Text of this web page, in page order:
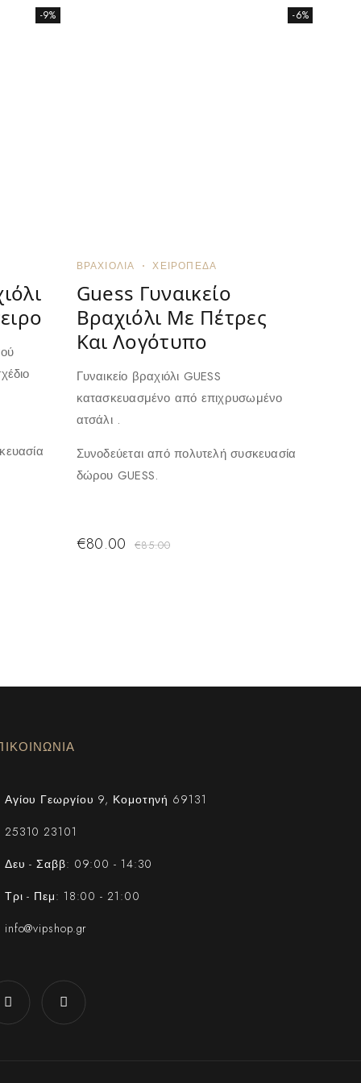
-9% -6%
ΒΡΑΧΙΌΛΙΑ ΧΕΙΡΟΠΈΔΑ
Guess Γυναικείο
Βραχιόλι Με Πέτρες
Και Λογότυπο
Γυναικείο βραχιόλι GUESS
κατασκευασμένο από επιχρυσωμένο
ατσάλι .
Συνοδεύεται από πολυτελή συσκευασία
δώρου GUESS.
€85.00
€80.00
Αγίου Γεωργίου 9, Κομοτηνή 69131
25310 23101
Δευ - Σαββ: 09:00 - 14:30
Τρι - Πεμ: 18:00 - 21:00
info@vipshop.gr